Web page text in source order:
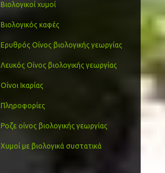
Βιολογικοί χυμοί
Βιολογικός καφές
Ερυθρός Οίνος βιολογικής γεωργίας
Λευκός Οίνος βιολογικής γεωργίας
Οίνοι Ικαρίας
Πληροφορίες
Ροζε οίνος βιολογικής γεωργίας
Χυμοί με βιολογικά συστατικά